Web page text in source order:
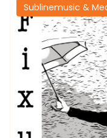
Sublinemusic &